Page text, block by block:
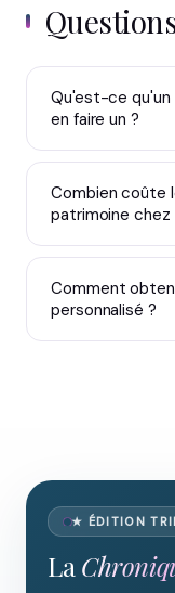
Qu'est-ce qu'un
en faire un ?
Combien coûte
patrimoine chez
Comment
personnalisé ?
★ ÉDITION
La